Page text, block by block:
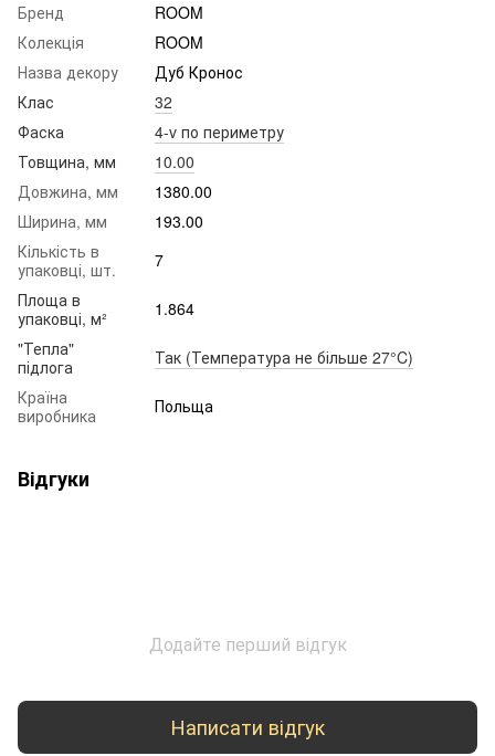
Бренд
ROOM
Колекція
ROOM
Назва декору
Дуб Кронос
Клас
32
Фаска
4-v по периметру
Товщина, мм
10.00
Довжина, мм
1380.00
Ширина, мм
193.00
Кількість в
упаковці, шт.
7
Площа в
упаковці, м²
1.864
"Тепла"
підлога
Так (Температура не більше 27°C)
Країна
виробника
Польща
Відгуки
Додайте перший відгук
Написати відгук